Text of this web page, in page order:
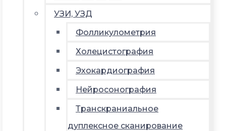
УЗИ, УЗД
Фолликулометрия
Холецистография
Эхокардиография
Нейросонография
Транскраниальное
дуплексное сканирование